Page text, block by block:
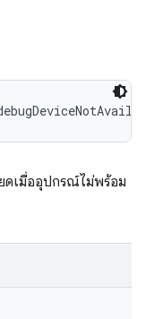
ดเมื่ออุปกรณ์ไม่พร้อม